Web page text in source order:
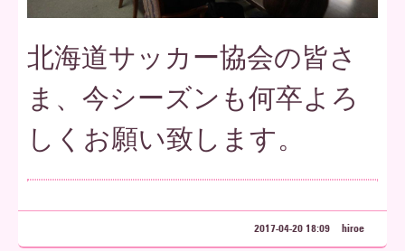
北海道サッカー協会の皆さ
ま、今シーズンも何卒よろ
しくお願い致します。
2017-04-20 18:09 hiroe